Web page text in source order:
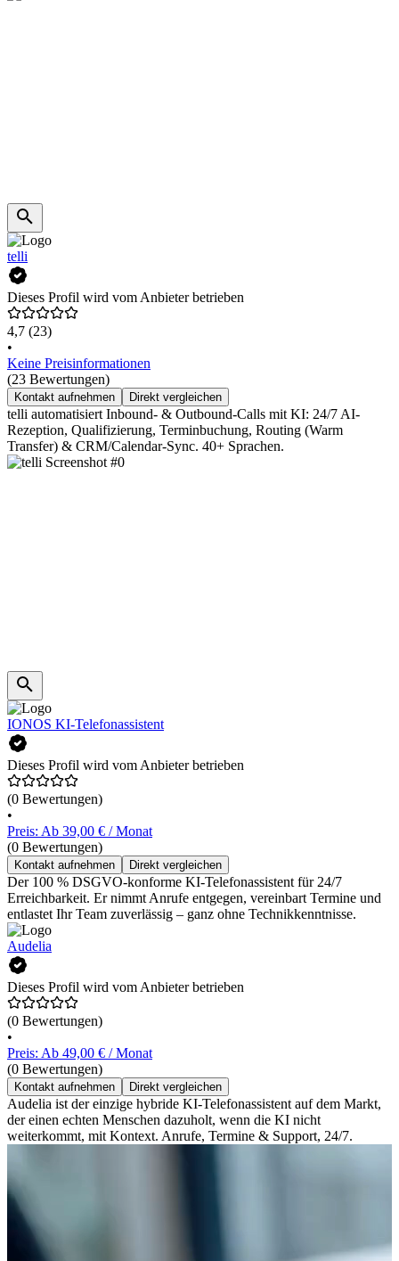
telli
Dieses Profil wird vom Anbieter betrieben
4,7 (23)
•
Keine Preisinformationen
(23 Bewertungen)
Kontakt aufnehmen Direkt vergleichen
telli automatisiert Inbound- & Outbound-Calls mit KI: 24/7 AI-
Rezeption, Qualifizierung, Terminbuchung, Routing (Warm
Transfer) & CRM/Calendar-Sync. 40+ Sprachen.
IONOS KI-Telefonassistent
Dieses Profil wird vom Anbieter betrieben
(0 Bewertungen)
•
Preis: Ab 39,00 € / Monat
(0 Bewertungen)
Kontakt aufnehmen Direkt vergleichen
Der 100 % DSGVO-konforme KI-Telefonassistent für 24/7
Erreichbarkeit. Er nimmt Anrufe entgegen, vereinbart Termine und
entlastet Ihr Team zuverlässig – ganz ohne Technikkenntnisse.
Audelia
Dieses Profil wird vom Anbieter betrieben
(0 Bewertungen)
•
Preis: Ab 49,00 € / Monat
(0 Bewertungen)
Kontakt aufnehmen Direkt vergleichen
Audelia ist der einzige hybride KI-Telefonassistent auf dem Markt,
der einen echten Menschen dazuholt, wenn die KI nicht
weiterkommt, mit Kontext. Anrufe, Termine & Support, 24/7.